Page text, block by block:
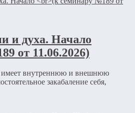
и духа. Начало
от 11.06.2026)
имеет внутреннюю и внешнюю
закабаление себя,